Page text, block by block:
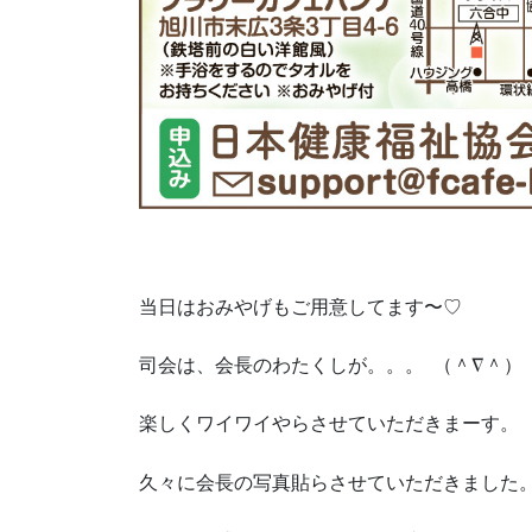
当日はおみやげもご用意してます〜♡
司会は、会長のわたくしが。。。 （＾∇＾）
楽しくワイワイやらさせていただきまーす。
久々に会長の写真貼らさせていただきました